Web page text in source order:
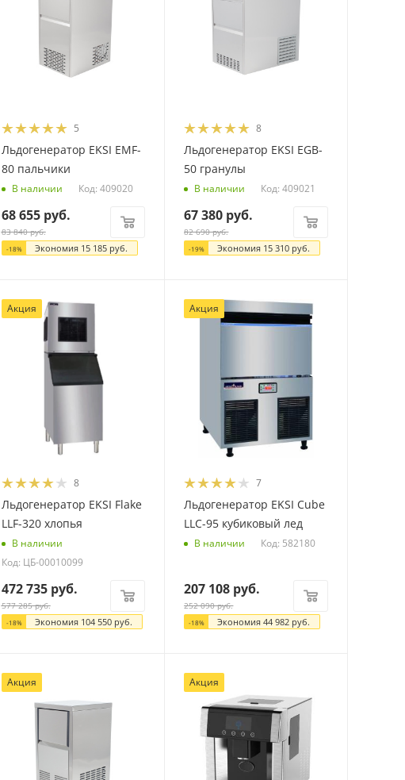
5
Льдогенератор EKSI EMF-
80 пальчики
В наличии Код: 409020
68 655руб.
83 840руб.
-18% Экономия 15 185руб.
8
Льдогенератор EKSI EGB-
50 гранулы
В наличии Код: 409021
67 380 руб.
82 690руб.
-19% Экономия 15 310 руб.
Акция
8
Льдогенератор EKSI Flake
LLF-320 хлопья
В наличии
Код: ЦБ-00010099
472 735руб.
577 285руб.
-18% Экономия 104 550руб.
Акция
7
Льдогенератор EKSI Cube
LLC-95 кубиковый лед
В наличии Код: 582180
207 108 руб.
252 090руб.
-18% Экономия44 982 руб.
Акция Акция